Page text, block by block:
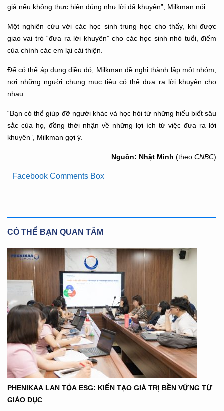
giả nếu không thực hiện đúng như lời đã khuyên”, Milkman nói.
Một nghiên cứu với các học sinh trung học cho thấy, khi được
giao vai trò “đưa ra lời khuyên” cho các học sinh nhỏ tuổi, điểm
của chính các em lại cải thiện.
Để có thể áp dụng điều đó, Milkman đề nghị thành lập một nhóm,
nơi những người chung mục tiêu có thể đưa ra lời khuyên cho
nhau.
“Bạn có thể giúp đỡ người khác và học hỏi từ những hiểu biết sâu
sắc của họ, đồng thời nhận về những lợi ích từ việc đưa ra lời
khuyên”, Milkman gợi ý.
Nguồn: Nhật Minh (theo CNBC)
Facebook Comments Box
CÓ THỂ BẠN QUAN TÂM
PHENIKAA LAN TỎA ESG: KIẾN TẠO GIÁ TRỊ BỀN VỮNG TỪ
GIÁO DỤC